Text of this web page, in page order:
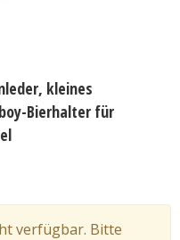
kleines
Bierhalter für
verfügbar. Bitte